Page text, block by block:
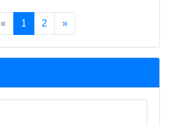
« 1 2 »